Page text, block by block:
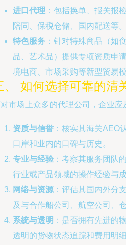
进口代理 ：包括换单、报关报
陪同、保税仓储、国内配送等。
特色服务 ：针对特殊商品（如
品、艺术品）提供专项资质申
境电商、市场采购等新型贸易
、 如何选择可靠的清
市场上众多的代理公司，企业应
资质与信誉 ：核实其海关AEO
口岸和业内的口碑与历史。
专业与经验 ：考察其服务团队
行业或产品领域的操作经验与成
网络与资源 ：评估其国内外分
及与合作船公司、航空公司、
系统与透明 ：是否拥有先进的
透明的货物状态追踪和费用明